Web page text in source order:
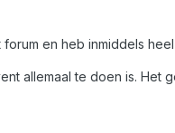
en heb inmiddels
allemaal te doen is.